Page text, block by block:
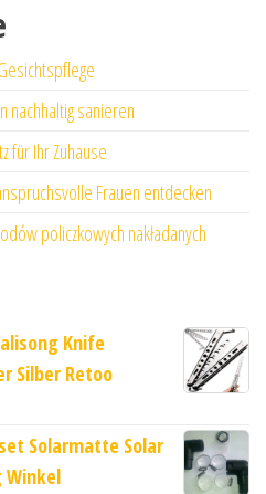
nachhaltig sanieren
für Ihr Zuhause
Frauen entdecken
policzkowych nakładanych
Knife
Silber Retoo
Solarmatte Solar
Winkel